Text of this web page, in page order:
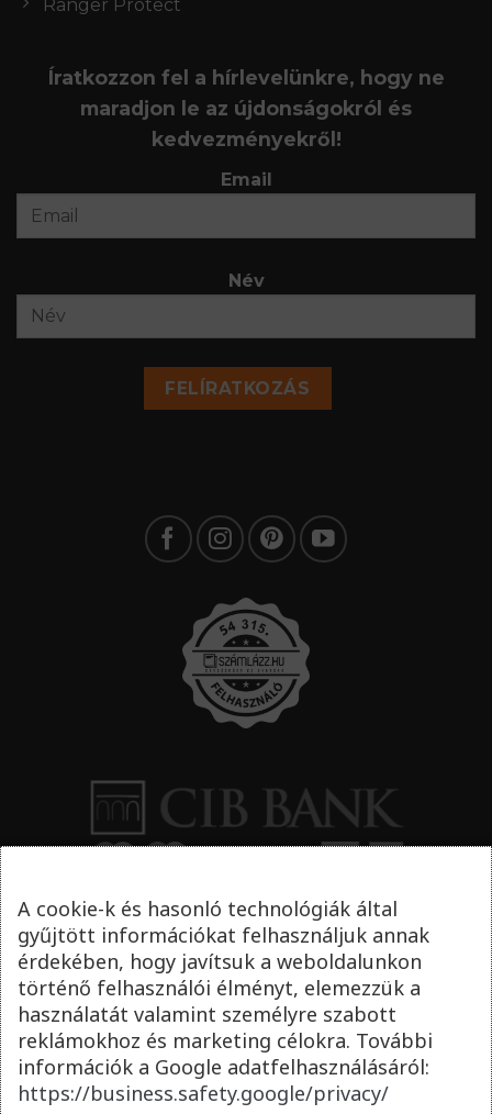
Ranger Protect
Íratkozzon fel a hírlevelünkre, hogy ne
maradjon le az újdonságokról és
kedvezményekről!
Email
Név
FELÍRATKOZÁS
A cookie-k és hasonló technológiák által
gyűjtött információkat felhasználjuk annak
érdekében, hogy javítsuk a weboldalunkon
történő felhasználói élményt, elemezzük a
használatát valamint személyre szabott
reklámokhoz és marketing célokra. További
információk a Google adatfelhasználásáról:
https://business.safety.google/privacy/